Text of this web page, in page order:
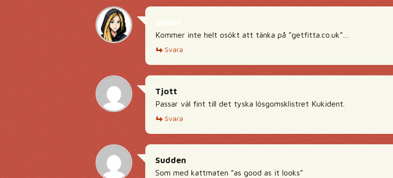
Kommer inte helt osökt att tänka på ”getfitta.co.uk”…
Svara
Tjott
Passar väl fint till det tyska lösgomsklistret Kukident.
Svara
Sudden
Som med kattmaten ”as good as it looks”